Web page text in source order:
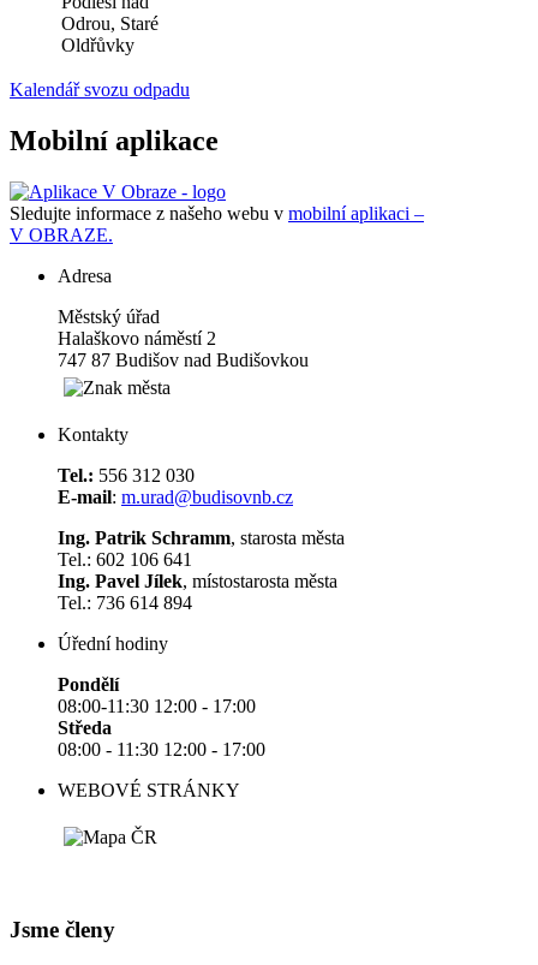
Odrou, Staré
Oldřůvky
Kalendář svozu odpadu
Mobilní aplikace
Sledujte informace z našeho webu v mobilní aplikaci –
V OBRAZE.
Adresa
Městský úřad
Halaškovo náměstí 2
747 87 Budišov nad Budišovkou
Kontakty
Tel.: 556 312 030
E-mail: m.urad@budisovnb.cz
Ing. Patrik Schramm, starosta města
Tel.: 602 106 641
Ing. Pavel Jílek, místostarosta města
Tel.: 736 614 894
Úřední hodiny
Pondělí
08:00-11:30 12:00 - 17:00
Středa
08:00 - 11:30 12:00 - 17:00
WEBOVÉ STRÁNKY
Jsme členy